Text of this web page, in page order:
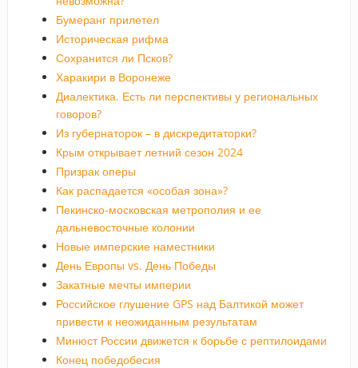
Бумеранг прилетел
Историческая рифма
Сохранится ли Псков?
Харакири в Воронеже
Диалектика. Есть ли перспективы у региональных
говоров?
Из губернаторок – в дискредитаторки?
Крым открывает летний сезон 2024
Призрак оперы
Как распадается «особая зона»?
Пекинско-московская метрополия и ее
дальневосточные колонии
Новые имперские наместники
День Европы vs. День Победы
Закатные мечты империи
Российское глушение GPS над Балтикой может
привести к неожиданным результатам
Минюст России движется к борьбе с рептилоидами
Конец победобесия